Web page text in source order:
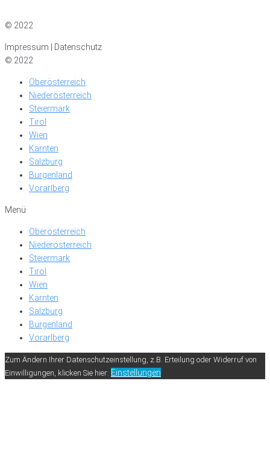
© 2022
Impressum | Datenschutz
© 2022
Oberösterreich
Niederösterreich
Steiermark
Tirol
Wien
Kärnten
Salzburg
Burgenland
Vorarlberg
Menü
Oberösterreich
Niederösterreich
Steiermark
Tirol
Wien
Kärnten
Salzburg
Burgenland
Vorarlberg
Zum Ändern Ihrer Datenschutzeinstellung, z.B. Erteilung oder Widerruf von
Einwilligungen, klicken Sie hier: Einstellungen